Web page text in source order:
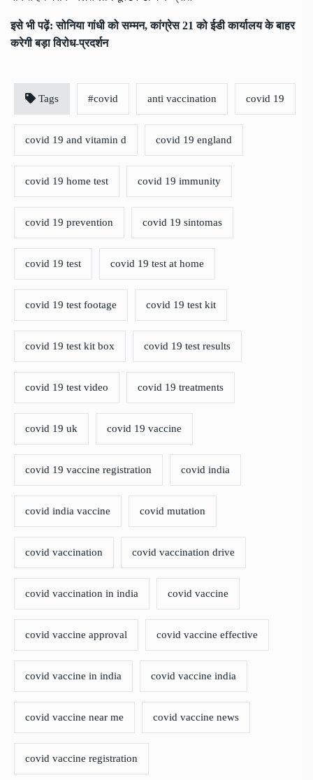
इसे भी पढ़ें:सोनिया गांधी को सम्मन, कांग्रेस 21 को ईडी कार्यालय के बाहर
करेगी बड़ा विरोध-प्रदर्शन
Tags #covid anti vaccination covid 19
covid 19 and vitamin d covid 19 england
covid 19 home test covid 19 immunity
covid 19 prevention covid 19 sintomas
covid 19 test covid 19 test at home
covid 19 test footage covid 19 test kit
covid 19 test kit box covid 19 test results
covid 19 test video covid 19 treatments
covid 19 uk covid 19 vaccine
covid 19 vaccine registration covid india
covid india vaccine covid mutation
covid vaccination covid vaccination drive
covid vaccination in india covid vaccine
covid vaccine approval covid vaccine effective
covid vaccine in india covid vaccine india
covid vaccine near me covid vaccine news
covid vaccine registration